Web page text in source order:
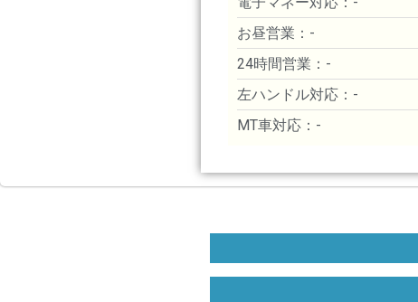
お昼営業：-
24時間営業：-
左ハンドル対応：-
MT車対応：-